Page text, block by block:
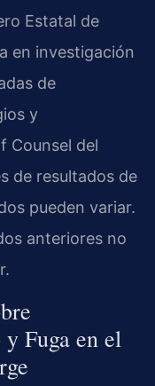
Estatal de
en investigación
de
y
Counsel del
de resultados de
pueden variar.
anteriores no
Fuga en el